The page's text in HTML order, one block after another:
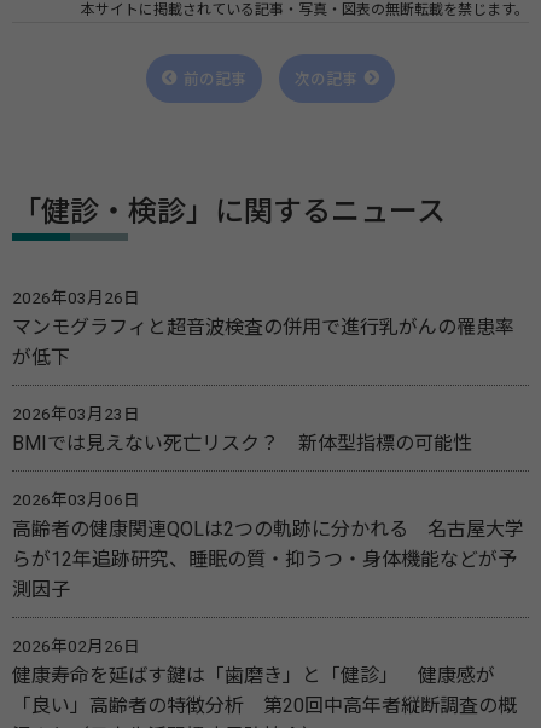
本サイトに掲載されている記事・写真・図表の無断転載を禁じます。
前の記事 次の記事
「健診・検診」に関するニュース
2026年03月26日
マンモグラフィと超音波検査の併用で進行乳がんの罹患率
が低下
2026年03月23日
BMIでは見えない死亡リスク？ 新体型指標の可能性
2026年03月06日
高齢者の健康関連QOLは2つの軌跡に分かれる 名古屋大学
らが12年追跡研究、睡眠の質・抑うつ・身体機能などが予
測因子
2026年02月26日
健康寿命を延ばす鍵は「歯磨き」と「健診」 健康感が
「良い」高齢者の特徴分析 第20回中高年者縦断調査の概